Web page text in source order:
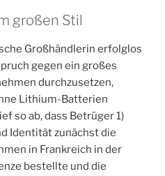
großen Stil
Großhändlerin erfolglos
gegen ein großes
durchzusetzen,
Lithium-Batterien
so ab, dass Betrüger 1)
Identität zunächst die
in Frankreich in der
bestellte und die